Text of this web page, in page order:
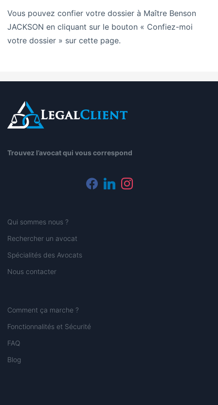
Vous pouvez confier votre dossier à Maître Benson
JACKSON en cliquant sur le bouton « Confiez-moi
votre dossier » sur cette page.
Trouvez l’avocat qui vous correspond
facebooklinkedininstagram
Qui sommes nous ?
Rechercher un avocat
Spécialités des Avocats
Nous contacter
Comment ça marche ?
Fonctionnalités et Sécurité
FAQ
Blog